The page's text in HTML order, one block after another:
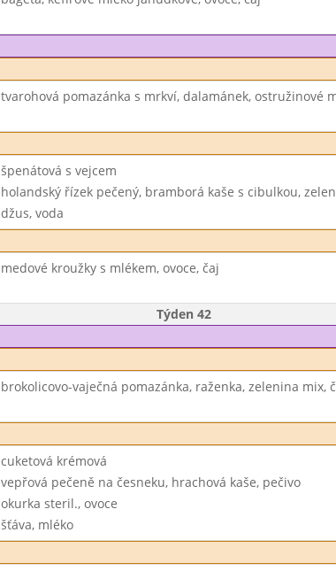
tvarohová pomazánka s mrkví, dalamánek, ostružinové
špenátová s vejcem
holandský řízek pečený, bramborá kaše s cibulkou,
džus, voda
medové kroužky s mlékem, ovoce, čaj
Týden 42
brokolicovo-vaječná pomazánka, raženka, zelenina mix,
cuketová krémová
vepřová pečeně na česneku, hrachová kaše, pečivo
okurka steril., ovoce
šťáva, mléko